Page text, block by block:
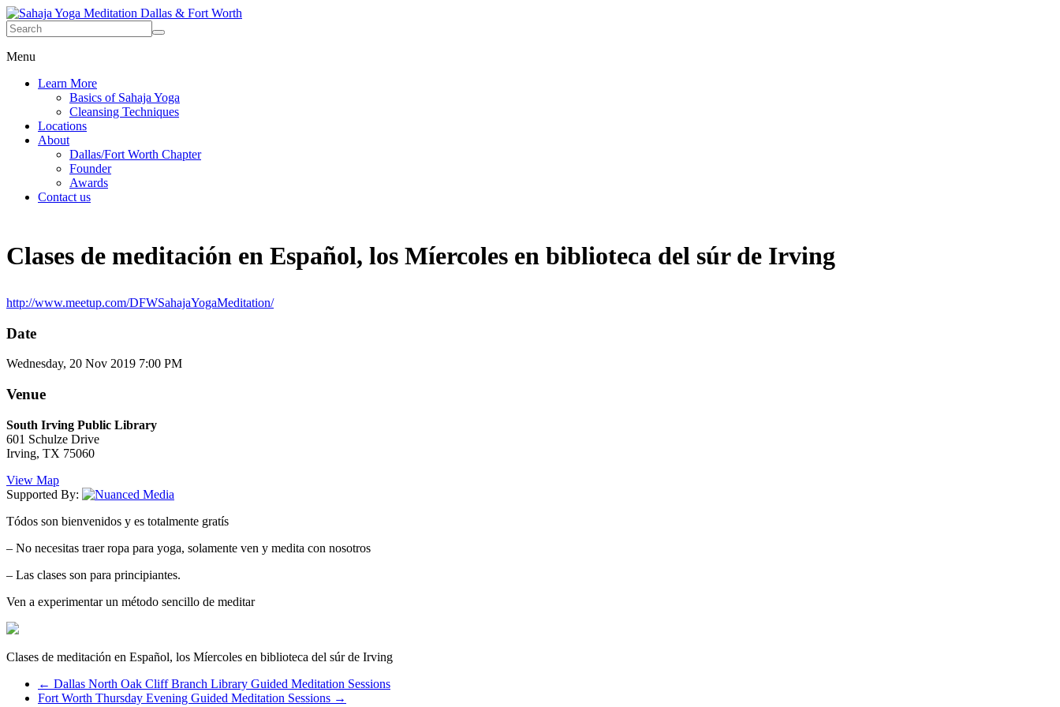
Menu
Learn More
Basics of Sahaja Yoga
Cleansing Techniques
Locations
About
Dallas/Fort Worth Chapter
Founder
Awards
Contact us
Clases de meditación en Español, los Míercoles en biblioteca del súr de Irving
http://www.meetup.com/DFWSahajaYogaMeditation/
Date
Wednesday, 20 Nov 2019 7:00 PM
Venue
South Irving Public Library
601 Schulze Drive
Irving, TX 75060
View Map
Supported By:
Tódos son bienvenidos y es totalmente gratís
– No necesitas traer ropa para yoga, solamente ven y medita con nosotros
– Las clases son para principiantes.
Ven a experimentar un método sencillo de meditar
Clases de meditación en Español, los Míercoles en biblioteca del súr de Irving
← Dallas North Oak Cliff Branch Library Guided Meditation Sessions
Fort Worth Thursday Evening Guided Meditation Sessions →